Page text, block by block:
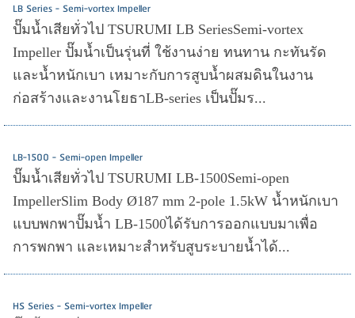
LB Series - Semi-vortex Impeller
ปั๊มน้ำเสียทั่วไป TSURUMI LB SeriesSemi-vortex
Impeller ปั๊มน้ำเป็นรุ่นที่ ใช้งานง่าย ทนทาน กะทันรัด
และน้ำหนักเบา เหมาะกับการสูบน้ำผสมดินในงาน
ก่อสร้างและงานโยธาLB-series เป็นปั๊มร...
LB-1500 - Semi-open Impeller
ปั๊มน้ำเสียทั่วไป TSURUMI LB-1500Semi-open
ImpellerSlim Body Ø187 mm 2-pole 1.5kW น้ำหนักเบา
แบบพกพาปั๊มน้ำ LB-1500ได้รับการออกแบบมาเพื่อ
การพกพา และเหมาะสำหรับสูบระบายน้ำได้...
HS Series - Semi-vortex Impeller